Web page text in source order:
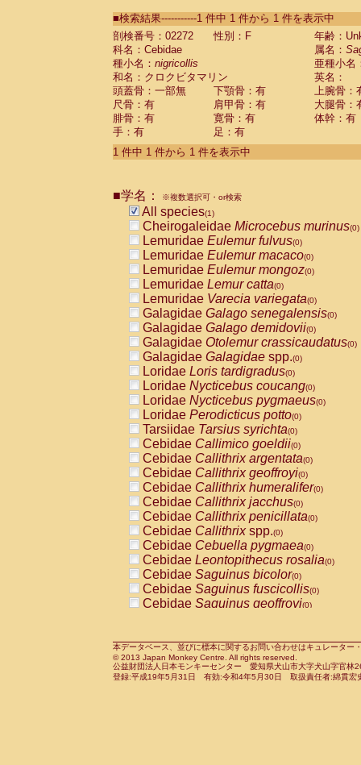
CebidaeSaguinus labiatus(0)
Cebidae Saguinus leucopus (0)
Cebidae
CebidaeSaguinus mystax
CebidaeSaguinus nigricollis (1)
Cebidae Saguinus oedipus
Cebidae Saguinus weddelli
Cebidae Saguinusspp.
Cebidae Aotus trivirgatus
Cebidae Cebus albifrons
CebidaeCebus nigrivittatus
CebidaeCebus
CebidaeSaimiri boliviensis(0)
CebidaeSaimiri sciureus(0)
AtelidaeAlouatta caraya(0)
AtelidaeAlouatta fusca(0)
AtelidaeAlouatta seniculus
AtelidaeAlouattaspp.(0)
AtelidaeAteles belzebuth(0)
AtelidaeAteles geoffroyi(0)
AtelidaeAteles paniscus(0)
AtelidaeAtelesspp.(0)
Atelidae Lagothrix lagothricha
AtelidaeLagothrix lagothricha cana
PitheciidaeCacajao calvus
PitheciidaeCallicebus cupreus
PitheciidaeCallicebus donacophilus
PitheciidaeCallicebus moloch
PitheciidaeCallicebus torquatus
PitheciidaeCallicebusspp.(0)
PitheciidaeChiropotes satanas(0)
PitheciidaePithecia monachus
PitheciidaePithecia pithecia(0)
CercopithecidaeCercocebus agilis
CercopithecidaeCercocebus
CercopithecidaeCercocebus
CercopithecidaeCercocebus
CercopithecidaeCercocebus
CercopithecidaeCercocebushybrid
CercopithecidaePapio anubis(0)
CercopithecidaePapio cynocephalus
CercopithecidaePapio hamadryas(0)
■検索結果-----------1 件中 1 件から 1 件を表示中
剖検番号：02272
性別：F
年齢：
科名：Cebidae
属名：
種小名： nigricollis
亜種小名
和名：クロクビタマリン
英名：
頭蓋骨：一部無
下顎骨：有
上腕骨：
尺骨：有
肩甲骨：有
大腿骨：
腓骨：有
寛骨：有
体幹：有
手：有
足：有
1 件中 1 件から 1 件を表示中
■学名： ※複数選択可・or検索
All species(1)
Cheirogaleidae Microcebus murinus(0)
Lemuridae Eulemur fulvus(0)
Lemuridae Eulemur macaco(0)
Lemuridae Eulemur mongoz(0)
Lemuridae Lemur catta(0)
Lemuridae Varecia variegata(0)
Galagidae Galago senegalensis(0)
Galagidae Galago demidovii(0)
Galagidae Otolemur crassicaudatus(0)
Galagidae Galagidae spp.(0)
Loridae Loris tardigradus(0)
Loridae Nycticebus coucang(0)
Loridae Nycticebus pygmaeus(0)
Loridae Perodicticus potto(0)
Tarsiidae Tarsius syrichta(0)
Cebidae Callimico goeldii(0)
Cebidae Callithrix argentata(0)
Cebidae Callithrix geoffroyi(0)
Cebidae Callithrix humeralifer(0)
Cebidae Callithrix jacchus(0)
Cebidae Callithrix penicillata(0)
Cebidae Callithrixspp.(0)
Cebidae Cebuella pygmaea(0)
Cebidae Leontopithecus rosalia(0)
Cebidae Saguinus bicolor(0)
Cebidae Saguinus fuscicollis(0)
Cebidae Saguinus geoffroyi(0)
CebidaeSaguinus leucopus(0)
CebidaeSaguinus midas(0)
Cebidae Saguinus mystax(0)
本データベース、並びに標本に関するお問い合わせはキュレータ
© 2013 Japan Monkey Centre. All rights reserved.
公益財団法人日本モンキーセンター 愛知県犬山市大字犬山字官
登録:平成19年5月31日 有効:令和4年5月30日 取扱責任者:綿貫宏